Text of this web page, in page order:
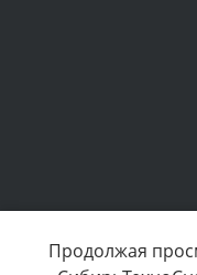
Продолжая